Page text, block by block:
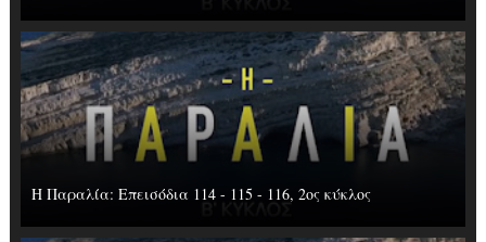
Η Παραλία: Επεισόδια 114 - 115 - 116, 2ος κύκλος